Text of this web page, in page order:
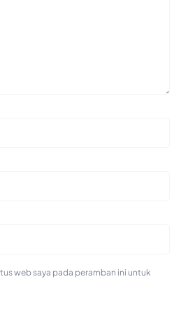
web saya pada peramban ini untuk